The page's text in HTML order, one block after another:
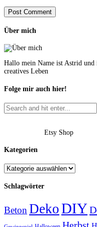
Über mich
Hallo mein Name ist Astrid
creatives Leben
Folge mir auch hier!
Etsy Shop
Kategorien
Schlagwörter
Beton DekoDIY